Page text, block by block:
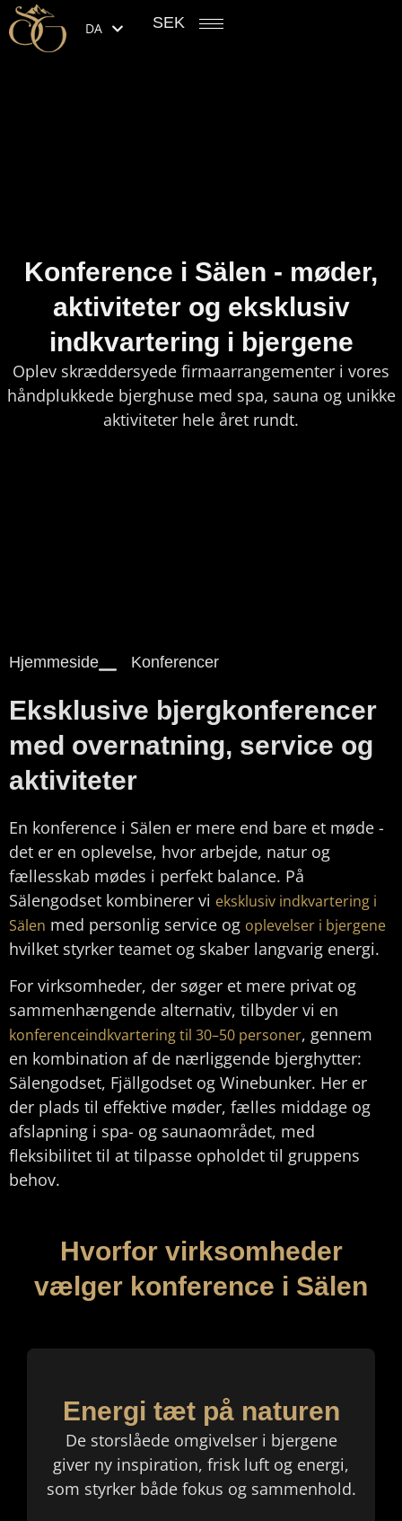
DA SEK
Konference i Sälen - møder,
aktiviteter og eksklusiv
indkvartering i bjergene
Oplev skræddersyede firmaarrangementer i vores
håndplukkede bjerghuse med spa, sauna og unikke
aktiviteter hele året rundt.
Hjemmeside Konferencer
Eksklusive bjergkonferencer
med overnatning, service og
aktiviteter
En konference i Sälen er mere end bare et møde -
det er en oplevelse, hvor arbejde, natur og
fællesskab mødes i perfekt balance. På
Sälengodset kombinerer vi eksklusiv indkvartering i
Sälen med personlig service og oplevelser i bjergene
hvilket styrker teamet og skaber langvarig energi.
For virksomheder, der søger et mere privat og
sammenhængende alternativ, tilbyder vi en
konferenceindkvartering til 30–50 personer, gennem
en kombination af de nærliggende bjerghytter:
Sälengodset, Fjällgodset og Winebunker. Her er
der plads til effektive møder, fælles middage og
afslapning i spa- og saunaområdet, med
fleksibilitet til at tilpasse opholdet til gruppens
behov.
Hvorfor virksomheder
vælger konference i Sälen
Energi tæt på naturen
De storslåede omgivelser i bjergene
giver ny inspiration, frisk luft og energi,
som styrker både fokus og sammenhold.